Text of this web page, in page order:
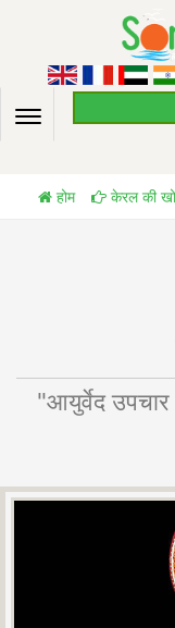
होम केरल की
"आयुर्वेद